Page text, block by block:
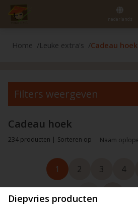
nederlands
Diepvries producten
Home Leuke extra's Cadeau hoek
Filters weergeven
Cadeau hoek
234 producten | Sorteren op
1 2 3 4